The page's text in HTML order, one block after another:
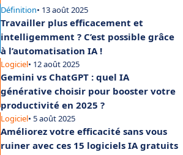
Définition• 13 août 2025
Travailler plus efficacement et
intelligemment ? C’est possible grâce
à l’automatisation IA !
Logiciel• 12 août 2025
Gemini vs ChatGPT : quel IA
générative choisir pour booster votre
productivité en 2025 ?
Logiciel• 5 août 2025
Améliorez votre efficacité sans vous
ruiner avec ces 15 logiciels IA gratuits